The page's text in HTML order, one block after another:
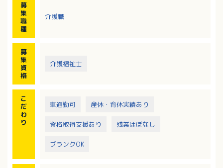
募
集
職
種
介護職
募
集
資
格
介護福祉士
こ
だ
わ
り
車通勤可 産休・育休実績あり
資格取得支援あり 残業ほぼなし
ブランクOK